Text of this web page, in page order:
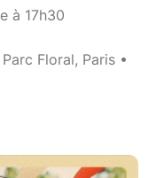
à 17h30
Floral, Paris •